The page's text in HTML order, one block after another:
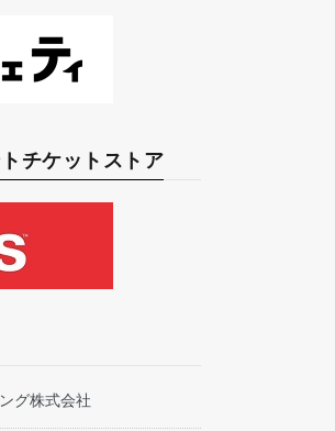
チケットストア
グ株式会社